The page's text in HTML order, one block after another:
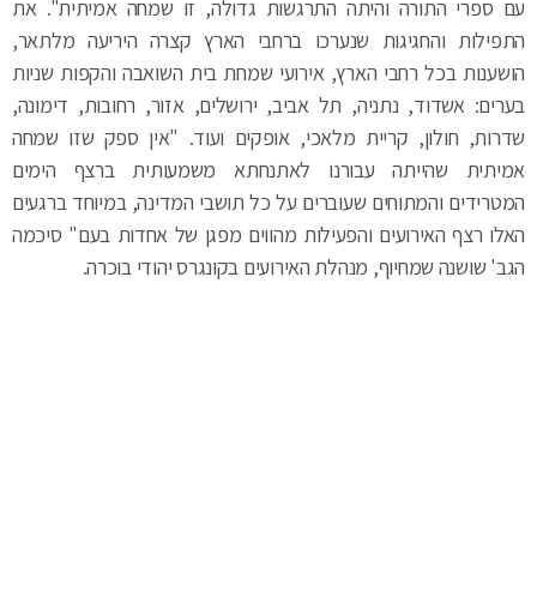
עם ספרי התורה והיתה התרגשות גדולה, זו שמחה אמיתית". את
התפילות והחגיגות שנערכו ברחבי הארץ קצרה היריעה מלתאר,
הושענות בכל רחבי הארץ, אירועי שמחת בית השואבה והקפות שניות
בערים: אשדוד, נתניה, תל אביב, ירושלים, אזור, רחובות, דימונה,
שדרות, חולון, קריית מלאכי, אופקים ועוד. "אין ספק שזו שמחה
אמיתית שהייתה עבורנו לאתנחתא משמעותית ברצף הימים
המטרידים והמתוחים שעוברים על כל תושבי המדינה, במיוחד ברגעים
האלו רצף האירועים והפעילות מהווים מפגן של אחדות בעם" סיכמה
הגב' שושנה שמחיוף, מנהלת האירועים בקונגרס יהודי בוכרה.